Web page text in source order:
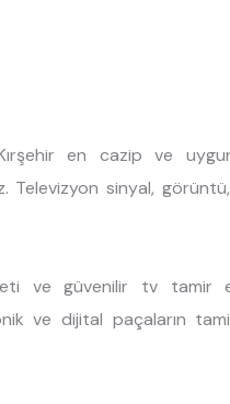
en cazip ve
Televizyon sinyal,
ve güvenilir tv tamir
ve dijital paçaların